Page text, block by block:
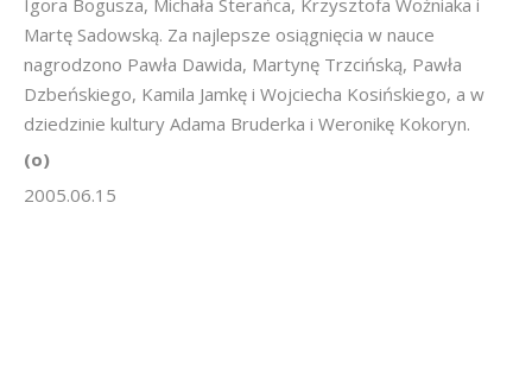
Igora Bogusza, Michała Sterańca, Krzysztofa Woźniaka i
Martę Sadowską. Za najlepsze osiągnięcia w nauce
nagrodzono Pawła Dawida, Martynę Trzcińską, Pawła
Dzbeńskiego, Kamila Jamkę i Wojciecha Kosińskiego, a w
dziedzinie kultury Adama Bruderka i Weronikę Kokoryn.
(o)
2005.06.15